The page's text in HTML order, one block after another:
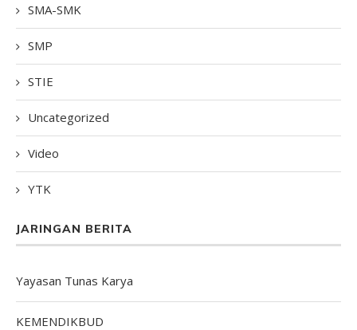
SMA-SMK
SMP
STIE
Uncategorized
Video
YTK
JARINGAN BERITA
Yayasan Tunas Karya
KEMENDIKBUD